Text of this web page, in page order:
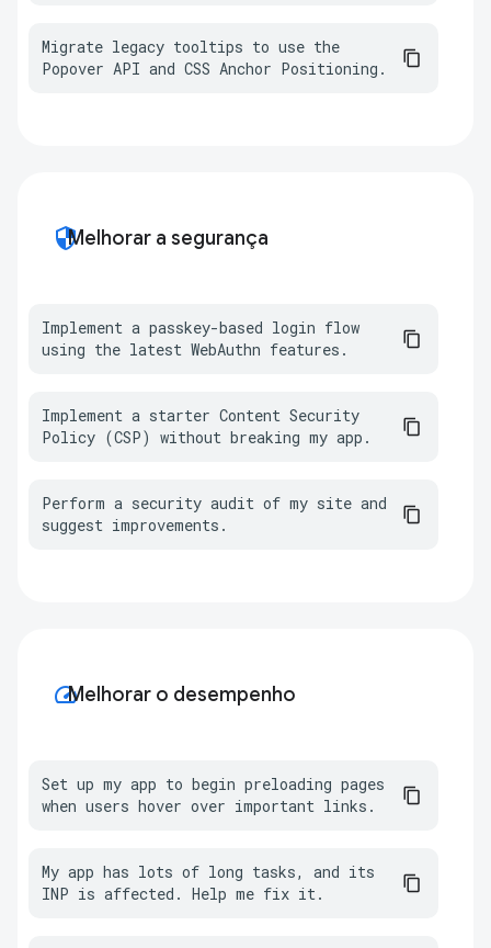
Migrate legacy tooltips to use the
Popover API and CSS Anchor Positioning.
securityMelhorar a segurança
Implement a passkey-based login flow
using the latest WebAuthn features.
Implement a starter Content Security
Policy (CSP) without breaking my app.
Perform a security audit of my site and
suggest improvements.
speedMelhorar o desempenho
Set up my app to begin preloading pages
when users hover over important links.
My app has lots of long tasks, and its
INP is affected. Help me fix it.